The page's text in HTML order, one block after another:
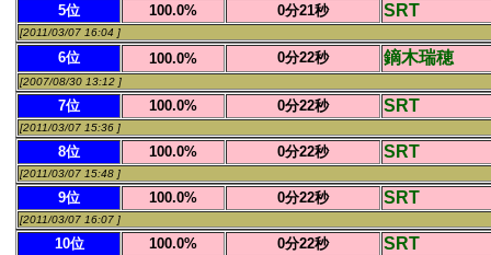
5位 100.0% 0分21秒 SRT
[2011/03/07 16:04 ]
6位 100.0% 0分22秒 鏑木瑞穂
[2007/08/30 13:12 ]
7位 100.0% 0分22秒 SRT
[2011/03/07 15:36 ]
8位 100.0% 0分22秒 SRT
[2011/03/07 15:48 ]
9位 100.0% 0分22秒 SRT
[2011/03/07 16:07 ]
10位 100.0% 0分22秒 SRT